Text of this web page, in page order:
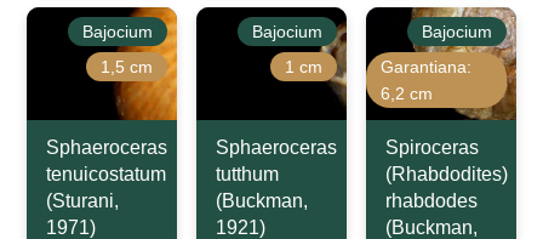
Bajocium
1,5 cm
Sphaeroceras
tenuicostatum
(Sturani,
1971)
Bajocium
1 cm
Sphaeroceras
tutthum
(Buckman,
1921)
Bajocium
Garantiana:
6,2 cm
Spiroceras
(Rhabdodites)
rhabdodes
(Buckman,